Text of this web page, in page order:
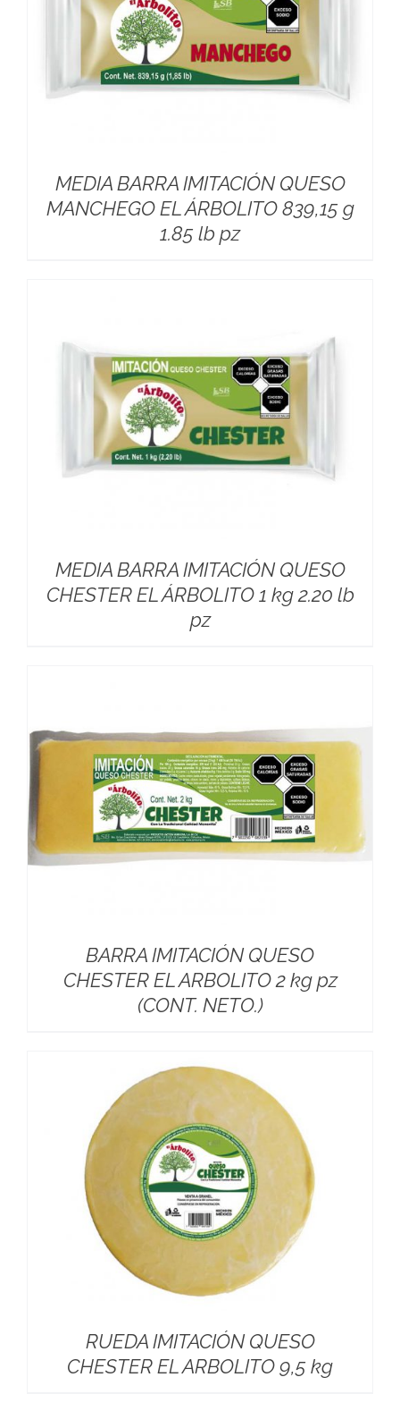
MEDIA BARRA IMITACIÓN QUESO
MANCHEGO EL ÁRBOLITO 839,15 g
1.85 lb pz
MEDIA BARRA IMITACIÓN QUESO
CHESTER EL ÁRBOLITO 1 kg 2.20 lb
pz
BARRA IMITACIÓN QUESO
CHESTER EL ARBOLITO 2 kg pz
(CONT. NETO.)
RUEDA IMITACIÓN QUESO
CHESTER EL ARBOLITO 9,5 kg